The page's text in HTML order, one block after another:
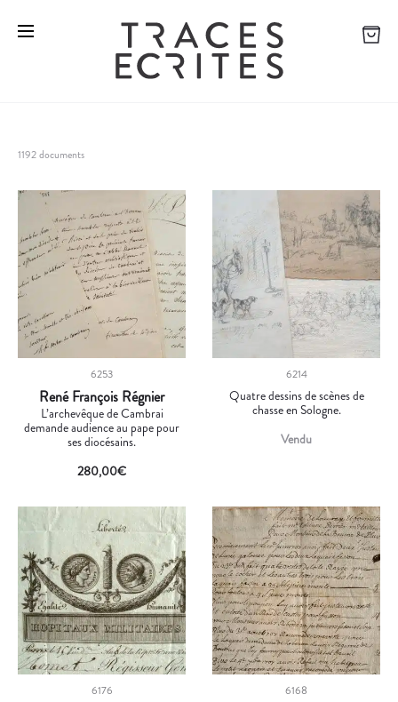
1192 documents
6253
René François Régnier
L’archevêque de Cambrai
demande audience au pape pour
ses diocésains.
280,00€
6214
Quatre dessins de scènes de
chasse en Sologne.
Vendu
6176 6168